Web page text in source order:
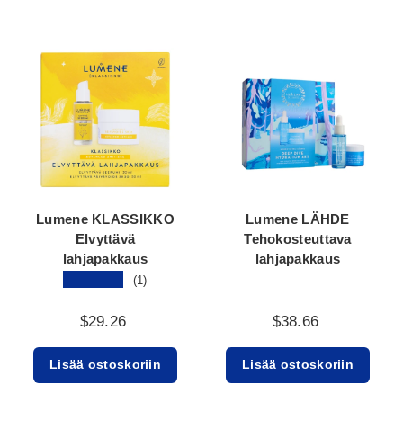
Lumene KLASSIKKO
Elvyttävä
lahjapakkaus
(1)
$29.26
Lisää ostoskoriin
Lumene LÄHDE
Tehokosteuttava
lahjapakkaus
$38.66
Lisää ostoskoriin